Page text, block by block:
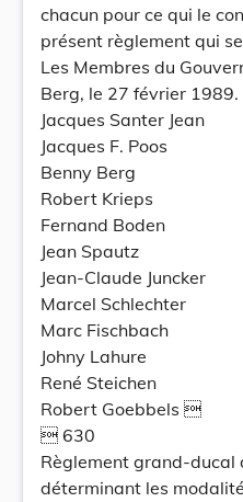
chacun pour ce qui le
présent règlement qui
Les Membres du
Berg, le 27 février 1989.
Jacques Santer Jean
Jacques F. Poos
Benny Berg
Robert Krieps
Fernand Boden
Jean Spautz
Jean-Claude Juncker
Marcel Schlechter
Marc Fischbach
Johny Lahure
René Steichen
Robert Goebbels 
 630
Règlement grand-ducal
déterminant les